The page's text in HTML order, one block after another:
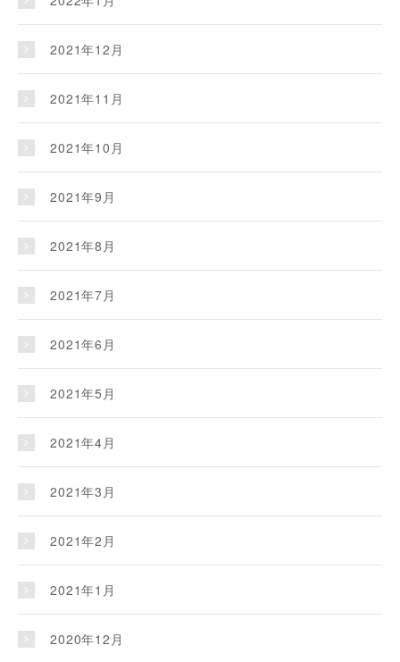
2021年12月
2021年11月
2021年10月
2021年9月
2021年8月
2021年7月
2021年6月
2021年5月
2021年4月
2021年3月
2021年2月
2021年1月
2020年12月